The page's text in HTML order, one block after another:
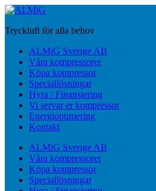
Hoppa
huvudinnehåll
Tryckluft för alla behov
på/av
mobilmeny
ALMiG Sverige AB
Våra kompressorer
Köpa kompressor
Speciallösningar
Hyra / Finansiering
Vi servar er kompressor
Energioptimering
Kontakt
ALMiG Sverige AB
Våra kompressorer
Köpa kompressor
Speciallösningar